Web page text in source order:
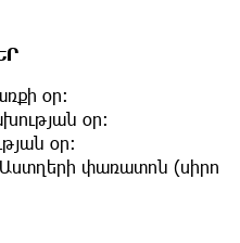
օր։
օր։
օր։
փառատոն (սիրո